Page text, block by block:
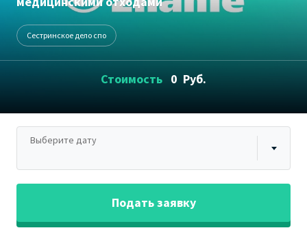
Сестринское дело спо
Стоимость 0 Руб.
Выберите дату
Подать заявку